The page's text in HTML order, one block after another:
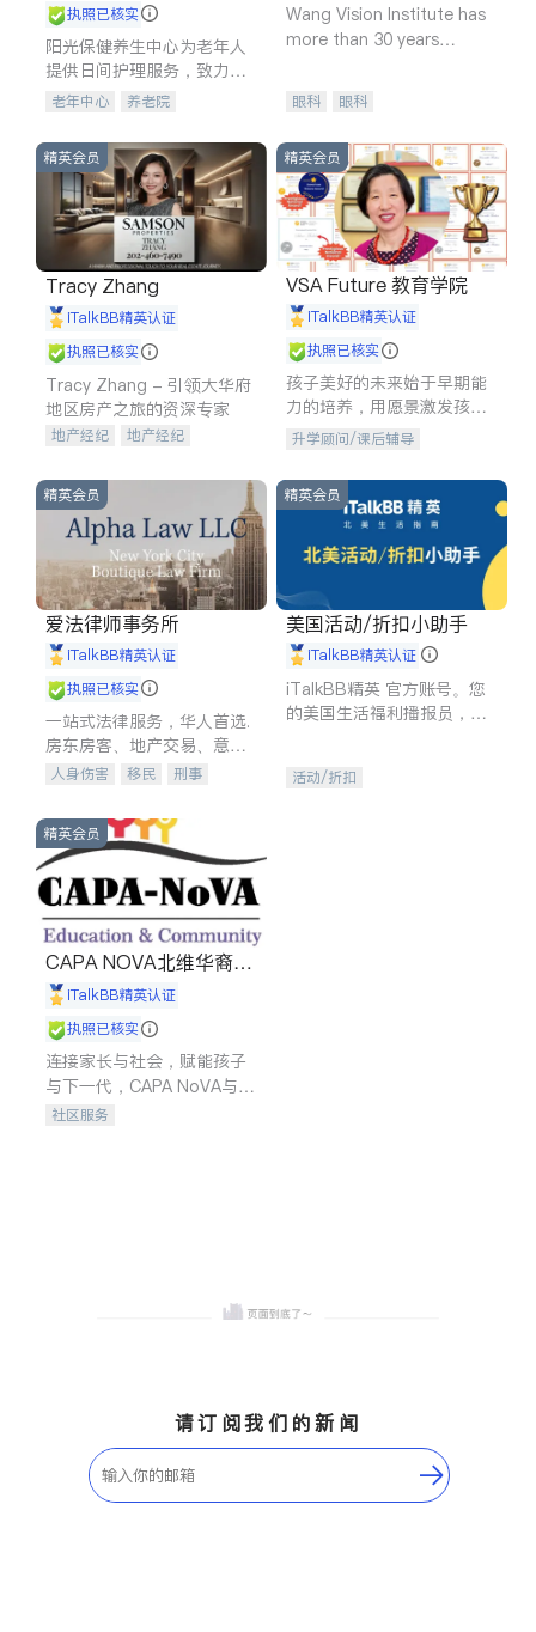
执照已核实
阳光保健养生中心为老年人
提供日间护理服务，致力于
通过持续的护理创新来有效
老年中心 养老院
Wang Vision Institute has
more than 30 years
眼科 眼科
精英会员
Tracy Zhang
iTalkBB精英认证
执照已核实
Tracy Zhang - 引领大华府
地区房产之旅的资深专家
地产经纪
地产经纪
商铺租售
精英会员
VSA Future 教育学院
iTalkBB精英认证
执照已核实
孩子美好的未来始于早期能
力的培养，用愿景激发孩子
的学习潜力和动力。理念：
石。
升学顾问/课后辅导
精英会员
爱法律师事务所
iTalkBB精英认证
执照已核实
一站式法律服务，华人首选.
房东房客、地产交易、意外
伤害、车祸重伤、商业诉
建筑合同、刑事案件全包办
人身伤害 移民
刑事
信托/遗嘱
商业
索赔
律师-其它 保释
精英会员
美国活动/折扣小助手
iTalkBB精英认证
iTalkBB精英 官方账号。您
的美国生活福利播报员，精
专属福利。
活动/折扣
精英会员
CAPA NOVA北维华裔家
长会iTalkBB精英认证
执照已核实
连接家长与社会，赋能孩子
与下一代，CAPA NoVA与您
携手建设包容、公平、充满
社区服务
请订阅我们的新闻